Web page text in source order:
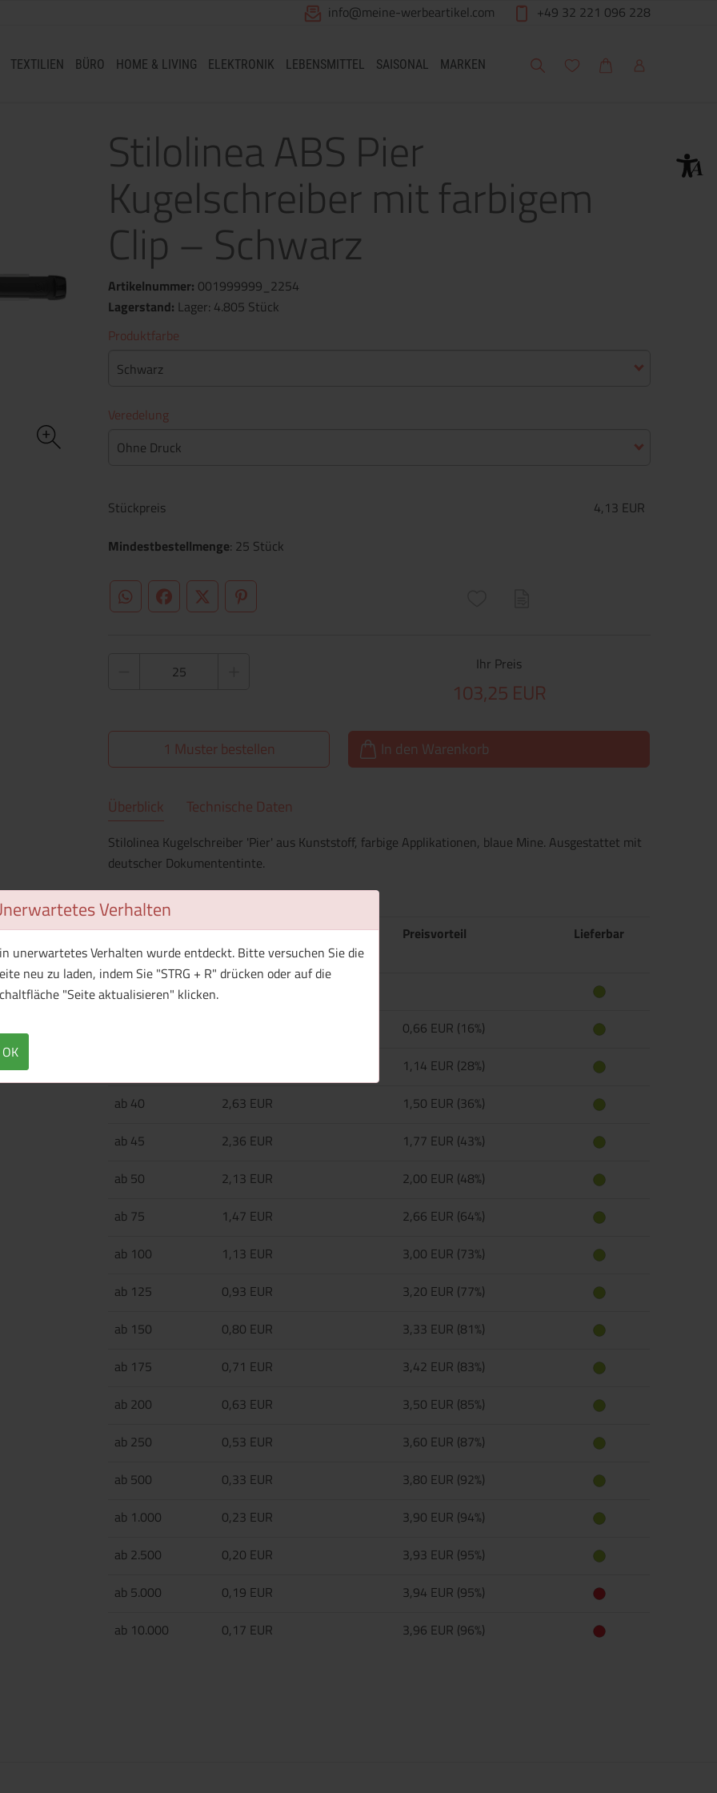
Verhalten
unerwartetes Verhalten wurde entdeckt. Bitte versuchen Sie die
neu zu laden, indem Sie "STRG + R" drücken oder auf die
"Seite aktualisieren" klicken.
OK
info@meine-werbeartikel.com +49 32 221 096 228
TEXTILIEN BÜRO HOME & LIVING ELEKTRONIK LEBENSMITTEL SAISONAL MARKEN Suche Meine Wunschliste
WarenkorbMein Account
Stilolinea ABS Pier
Kugelschreiber mit farbigem
Clip – Schwarz
Artikelnummer: 001999999_2254
Lagerstand: Lager: 4.805 Stück
Produktfarbe
Schwarz
Veredelung
Ohne Druck
Stückpreis
4,13 EUR
Mindestbestellmenge: 25 Stück
WhatsApp (#[creator\plugin\share\core\structs\SocialSharingServiceSettings]:only_chrome#)
FacebookTwitter (#[creator\plugin\share\core\structs\SocialSharingServiceSettings]:formaly_twitter#)
Pinterest
Ihr Preis
103,25 EUR
1 Muster bestellen In den Warenkorb
Überblick Technische Daten
Stilolinea Kugelschreiber 'Pier' aus Kunststoff, farbige Applikationen, blaue Mine. Ausgestattet mit
deutscher Dokumententinte.
Menge
Preis / Stück
Netto
Brutto
Preisvorteil Lieferbar
ab 25
0,66 EUR (16%)
1,14 EUR (28%)
ab 40
2,63 EUR
1,50 EUR (36%)
ab 45
2,36 EUR
1,77 EUR (43%)
ab 50
2,13 EUR
2,00 EUR (48%)
ab 75
1,47 EUR
2,66 EUR (64%)
ab 100
1,13 EUR
3,00 EUR (73%)
ab 125
0,93 EUR
3,20 EUR (77%)
ab 150
0,80 EUR
3,33 EUR (81%)
ab 175
0,71 EUR
3,42 EUR (83%)
ab 200
0,63 EUR
3,50 EUR (85%)
ab 250
0,53 EUR
3,60 EUR (87%)
ab 500
0,33 EUR
3,80 EUR (92%)
ab 1.000
0,23 EUR
3,90 EUR (94%)
ab 2.500
0,20 EUR
3,93 EUR (95%)
ab 5.000
0,19 EUR
3,94 EUR (95%)
ab 10.000
0,17 EUR 3,96 EUR (96%)